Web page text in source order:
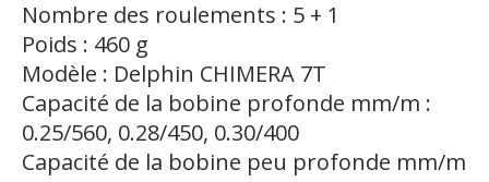
Nombre des roulements : 5 + 1
Poids : 460 g
Modèle : Delphin CHIMERA 7T
Capacité de la bobine profonde mm/m :
0.25/560, 0.28/450, 0.30/400
Capacité de la bobine peu profonde mm/m